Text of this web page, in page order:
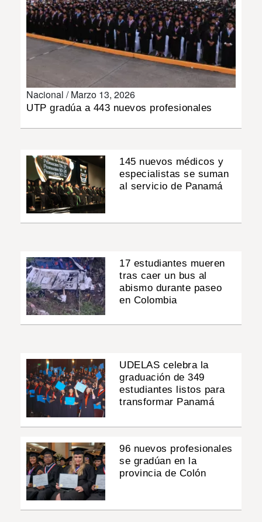
IMPRESO
Nacional /Marzo 13, 2026
UTP gradúa a 443 nuevos profesionales
145 nuevos médicos y
especialistas se suman
al servicio de Panamá
17 estudiantes mueren
tras caer un bus al
abismo durante paseo
en Colombia
UDELAS celebra la
graduación de 349
estudiantes listos para
transformar Panamá
96 nuevos profesionales
se gradúan en la
provincia de Colón